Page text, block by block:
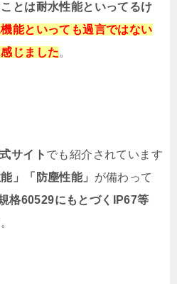
とは耐水性能といってるけ
能といっても過言ではない
じました。
サイト でも紹介されています
」「防塵性能」 が備わって
格60529にもとづくIP67等